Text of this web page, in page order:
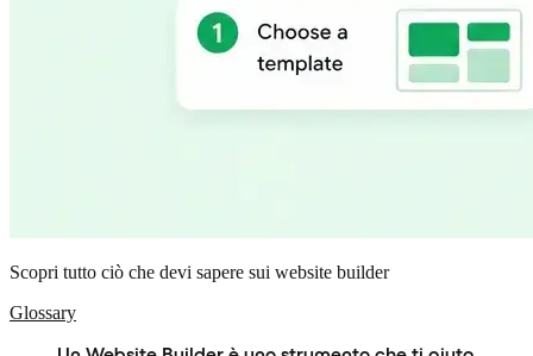
Scopri tutto ciò che devi sapere sui website builder
Glossary